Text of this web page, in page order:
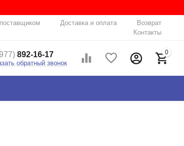
Доставка и оплата
Возврат
Контакты
892-16-17
обратный звонок
0